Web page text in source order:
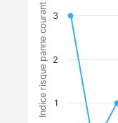
Indice risque panne courant 1
2
3